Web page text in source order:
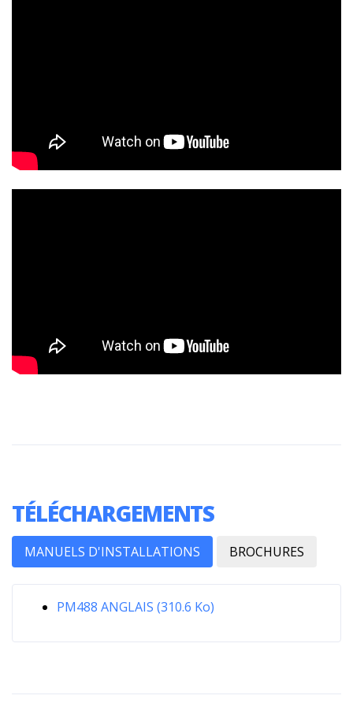
TÉLÉCHARGEMENTS
MANUELS D'INSTALLATIONS BROCHURES
PM488 ANGLAIS (310.6 Ko)